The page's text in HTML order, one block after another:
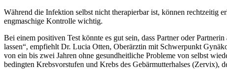
Während die Infektion selbst nicht therapierbar ist, können rechtzeitig
engmaschige Kontrolle wichtig.
Bei einem positiven Test könnte es gut sein, dass Partner oder
lassen“, empfiehlt Dr. Lucia Otten, Oberärztin mit Schwerpunkt
von ein bis zwei Jahren ohne gesundheitliche Probleme von selbst
bedingten Krebsvorstufen und Krebs des Gebärmutterhalses (Zervix),